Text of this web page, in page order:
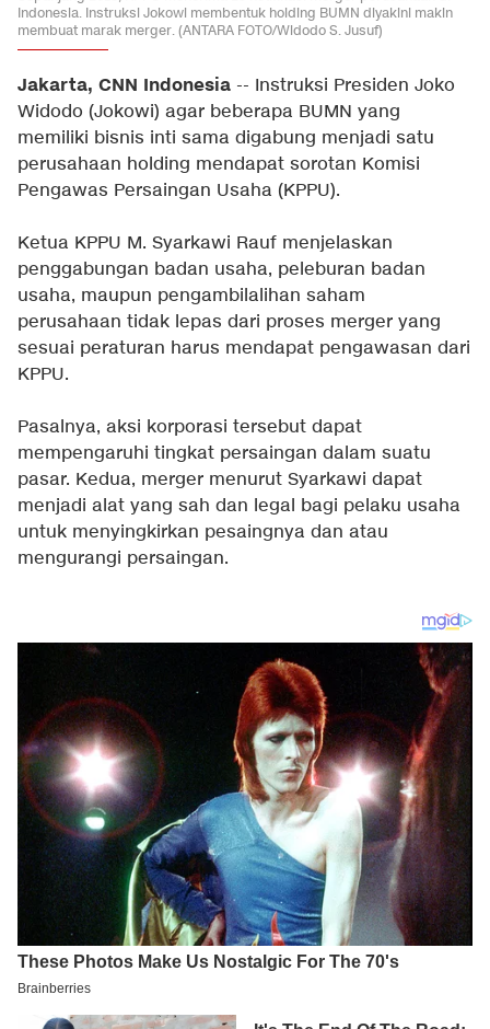
Indonesia. Instruksi Jokowi membentuk holding BUMN diyakini makin
membuat marak merger. (ANTARA FOTO/Widodo S. Jusuf)
Jakarta, CNN Indonesia -- Instruksi Presiden Joko
Widodo (Jokowi) agar beberapa BUMN yang
memiliki bisnis inti sama digabung menjadi satu
perusahaan holding mendapat sorotan Komisi
Pengawas Persaingan Usaha (KPPU).
Ketua KPPU M. Syarkawi Rauf menjelaskan
penggabungan badan usaha, peleburan badan
usaha, maupun pengambilalihan saham
perusahaan tidak lepas dari proses merger yang
sesuai peraturan harus mendapat pengawasan dari
KPPU.
Pasalnya, aksi korporasi tersebut dapat
mempengaruhi tingkat persaingan dalam suatu
pasar. Kedua, merger menurut Syarkawi dapat
menjadi alat yang sah dan legal bagi pelaku usaha
untuk menyingkirkan pesaingnya dan atau
mengurangi persaingan.